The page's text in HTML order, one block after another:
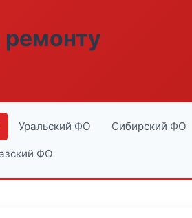
ремонту
Уральский ФО Сибирский ФО
ФО